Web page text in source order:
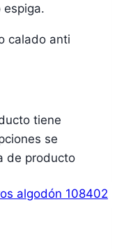
espiga.
calado anti
tiene
se
de producto